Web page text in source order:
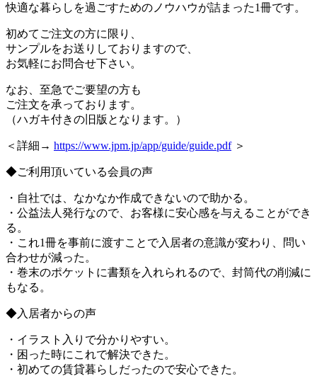
快適な暮らしを過ごすためのノウハウが詰まった1冊です。
初めてご注文の方に限り、
サンプルをお送りしておりますので、
お気軽にお問合せ下さい。
なお、至急でご要望の方も
ご注文を承っております。
（ハガキ付きの旧版となります。）
＜詳細→ https://www.jpm.jp/app/guide/guide.pdf＞
◆ご利用頂いている会員の声
・自社では、なかなか作成できないので助かる。
・公益法人発行なので、お客様に安心感を与えることができ
る。
・これ1冊を事前に渡すことで入居者の意識が変わり、問い
合わせが減った。
・巻末のポケットに書類を入れられるので、封筒代の削減に
もなる。
◆入居者からの声
・イラスト入りで分かりやすい。
・困った時にこれで解決できた。
・初めての賃貸暮らしだったので安心できた。